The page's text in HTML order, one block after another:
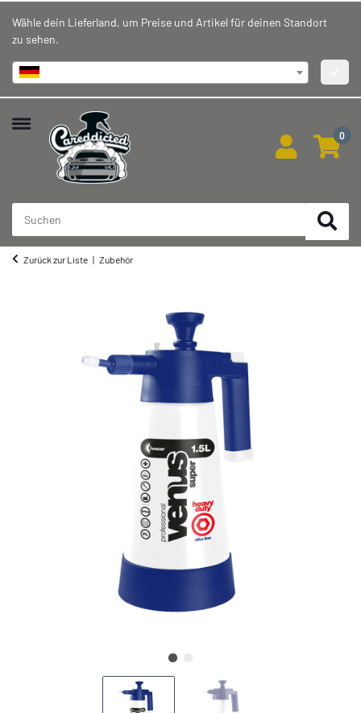
Wähle dein Lieferland, um Preise und Artikel für deinen Standort
zu sehen.
0
Zurück zur Liste Zubehör